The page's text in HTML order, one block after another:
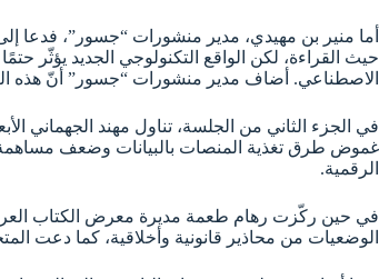
أما منير بن مهيدي، مدير منشورات “جسور”، فدعا
الاصطناعي. أضاف مدير منشورات “جسور” أنّ هذه
في الجزء الثاني من الجلسة، تناول مهند الجهماني
غموض طرق تغذية المنصات بالبيانات وضعف مساهمة
الرقمية.
في حين ركّزت رهام طعمة مديرة معرض الكتاب العربي
الوضعيات من محاذير قانونية وأخلاقية، كما دعت